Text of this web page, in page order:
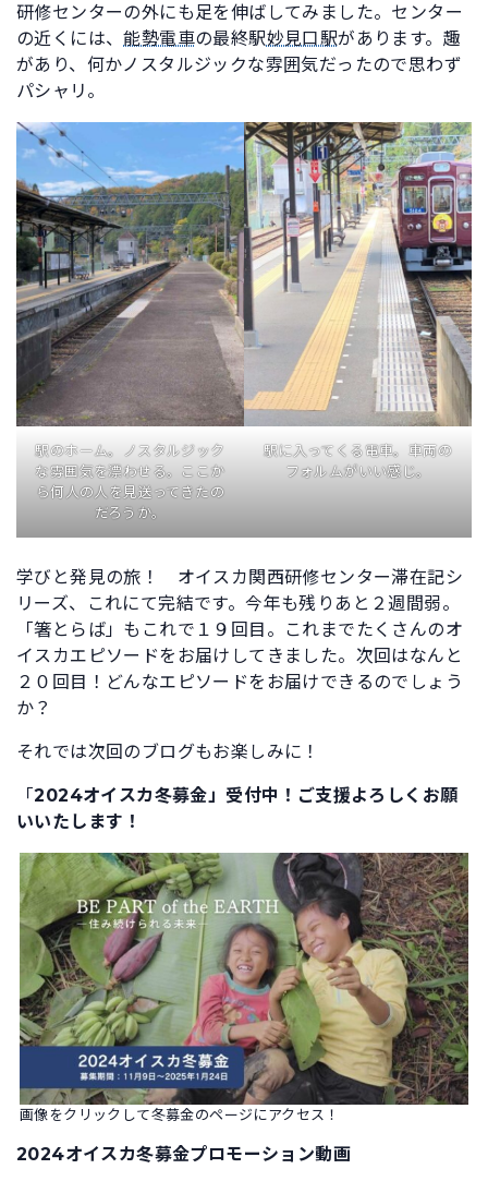
研修センターの外にも足を伸ばしてみました。センター
の近くには、能勢電車の最終駅妙見口駅があります。趣
があり、何かノスタルジックな雰囲気だったので思わず
パシャリ。
駅のホーム。ノスタルジック
な雰囲気を漂わせる。ここか
ら何人の人を見送ってきたの
だろうか。
駅に入ってくる電車。車両の
フォルムがいい感じ。
学びと発見の旅！ オイスカ関西研修センター滞在記シ
リーズ、これにて完結です。今年も残りあと２週間弱。
「箸とらば」もこれで１９回目。これまでたくさんのオ
イスカエピソードをお届けしてきました。次回はなんと
２０回目！どんなエピソードをお届けできるのでしょう
か？
それでは次回のブログもお楽しみに！
「2024オイスカ冬募金」受付中！ご支援よろしくお願
いいたします！
画像をクリックして冬募金のページにアクセス！
2024オイスカ冬募金プロモーション動画